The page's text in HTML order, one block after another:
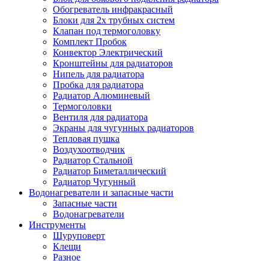
Обогреватель инфракрасный
Блоки для 2х трубных систем
Клапан под термоголовку
Комплект Пробок
Конвектор Электрический
Кронштейны для радиаторов
Нипель для радиатора
Пробка для радиатора
Радиатор Алюминевый
Термоголовки
Вентиля для радиатора
Экраны для чугунных радиаторов
Тепловая пушка
Воздухоотводчик
Радиатор Стальной
Радиатор Биметаллический
Радиатор Чугунный
Водонагреватели и запасные части
Запасные части
Водонагреватели
Инструменты
Шуруповерт
Клещи
Разное